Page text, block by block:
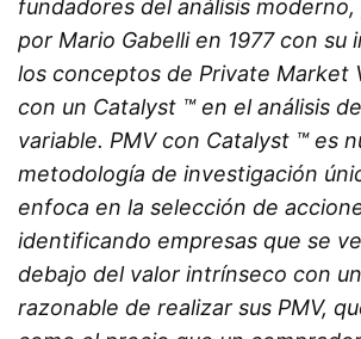
fundadores del análisis
por Mario Gabelli en 1977 con su
los conceptos de Private Market
con un Catalyst ™ en el análisis
variable. PMV con Catalyst ™ es
metodología de investigación
enfoca en la selección de
identificando empresas que se
debajo del valor intrínseco con
razonable de realizar sus PMV,